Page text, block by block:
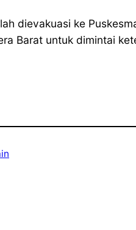
dievakuasi ke
Barat untuk dimintai